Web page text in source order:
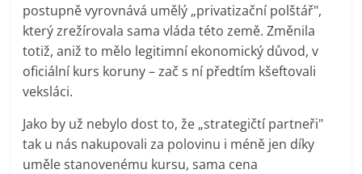
postupně vyrovnává umělý „privatizační polštář",
který zrežírovala sama vláda této země. Změnila
totiž, aniž to mělo legitimní ekonomický důvod, v
oficiální kurs koruny – zač s ní předtím kšeftovali
veksláci.
Jako by už nebylo dost to, že „strategičtí partneři"
tak u nás nakupovali za polovinu i méně jen díky
uměle stanovenému kursu, sama cena